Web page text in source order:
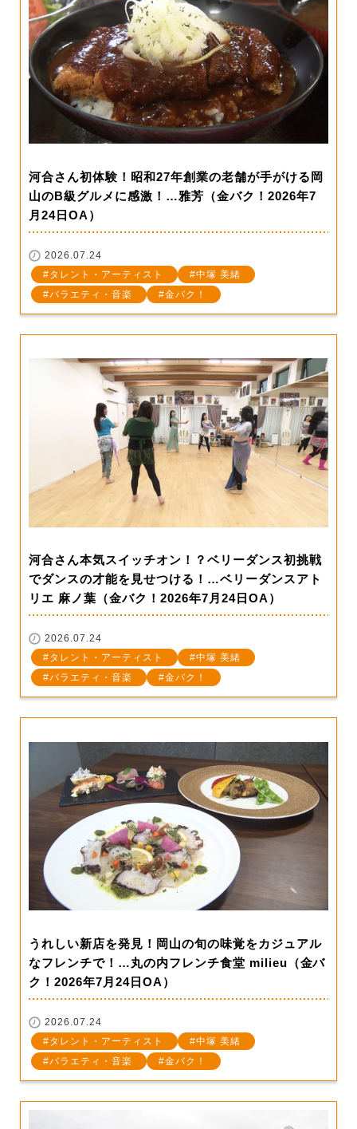
河合さん初体験！昭和27年創業の老舗が手がける岡
山のB級グルメに感激！…雅芳（金バク！2026年7
月24日OA）
2026.07.24
タレント・アーティスト
中塚 美緒
バラエティ・音楽
金バク！
河合さん本気スイッチオン！？ベリーダンス初挑戦
でダンスの才能を見せつける！…ベリーダンスアト
リエ 麻ノ葉（金バク！2026年7月24日OA）
2026.07.24
タレント・アーティスト
中塚 美緒
バラエティ・音楽
金バク！
うれしい新店を発見！岡山の旬の味覚をカジュアル
なフレンチで！…丸の内フレンチ食堂 milieu（金バ
ク！2026年7月24日OA）
2026.07.24
タレント・アーティスト
中塚 美緒
バラエティ・音楽
金バク！